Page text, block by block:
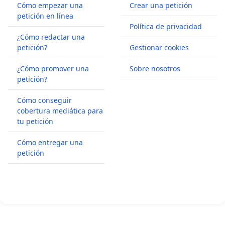
Cómo empezar una
petición en línea
¿Cómo redactar una
petición?
¿Cómo promover una
petición?
Cómo conseguir
cobertura mediática para
tu petición
Cómo entregar una
petición
Crear una petición
Política de privacidad
Gestionar cookies
Sobre nosotros